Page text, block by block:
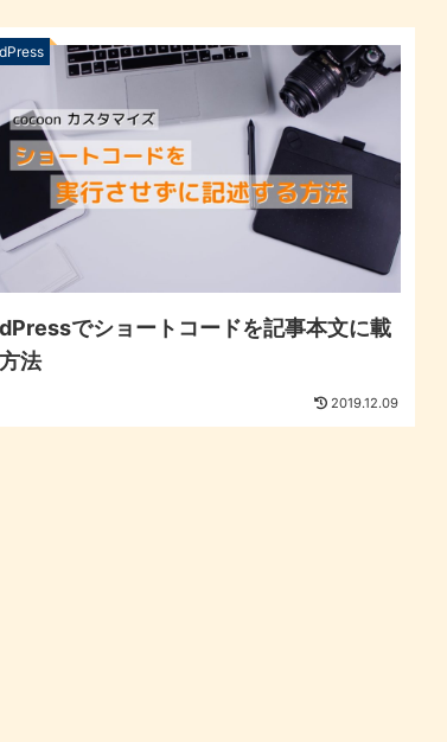
でショートコードを記事本文に載
法
2019.12.09